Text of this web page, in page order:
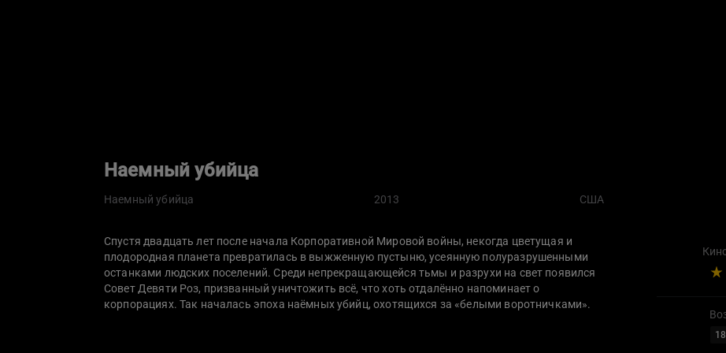
Наемный убийца
Наемный убийца 2013 США
Спустя двадцать лет после начала Корпоративной Мировой войны, некогда цветущая и
плодородная планета превратилась в выжженную пустыню, усеянную полуразрушенными
останками людских поселений. Среди непрекращающейся тьмы и разрухи на свет появился
Совет Девяти Роз, призванный уничтожить всё, что хоть отдалённо напоминает о
корпорациях. Так началась эпоха наёмных убийц, охотящихся за «белыми воротничками».
18